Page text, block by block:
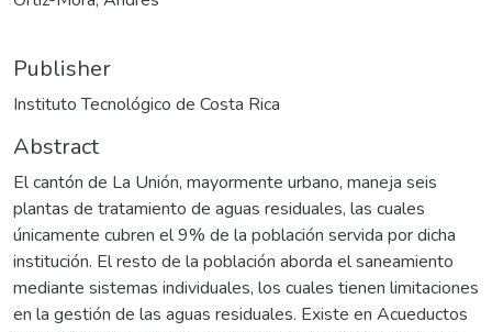
Publisher
Instituto Tecnológico de Costa Rica
Abstract
El cantón de La Unión, mayormente urbano, maneja seis
plantas de tratamiento de aguas residuales, las cuales
únicamente cubren el 9% de la población servida por dicha
institución. El resto de la población aborda el saneamiento
mediante sistemas individuales, los cuales tienen limitaciones
en la gestión de las aguas residuales. Existe en Acueductos